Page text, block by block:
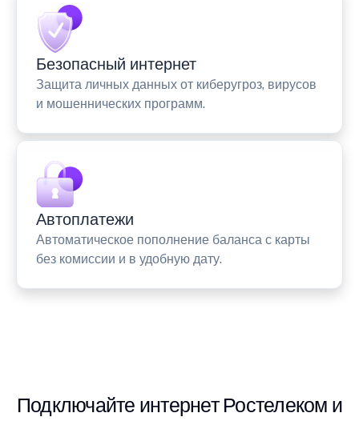
Безопасный интернет
Защита личных данных от киберугроз, вирусов
и мошеннических программ.
Автоплатежи
Автоматическое пополнение баланса с карты
без комиссии и в удобную дату.
Подключайте интернет Ростелеком и